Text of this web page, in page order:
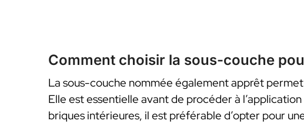
Comment choisir la sous-couche
La sous-couche nommée également apprêt
Elle est essentielle avant de procéder à
briques intérieures, il est préférable d’opter pour